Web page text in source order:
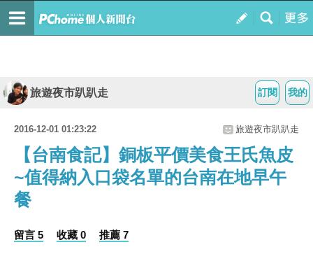
我的
訂閱
旅遊夜市趴趴走
2016-12-01 01:23:22 旅遊夜市趴趴走
【台南食記】銅板平價美食王氏魚皮
~值得納入口袋名單的台南在地早午
餐
留言 5 收藏 0 推薦 7